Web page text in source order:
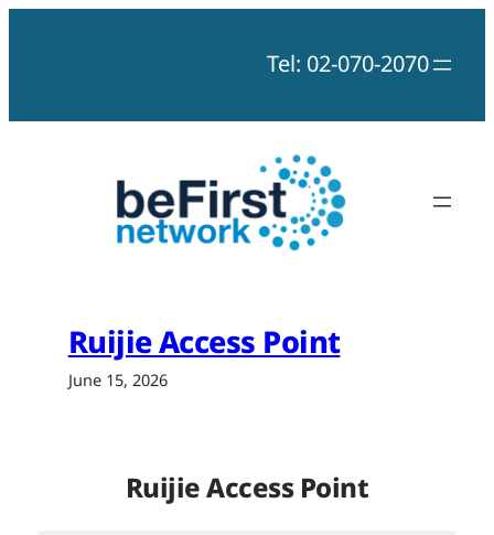
Tel: 02-070-2070
Ruijie Access Point
June 15, 2026
Ruijie Access Point